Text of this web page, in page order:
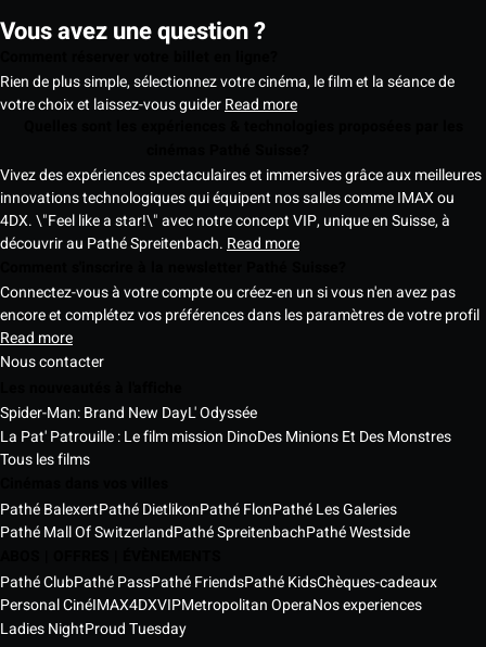
Vous avez une question ?
Rien de plus simple, sélectionnez votre cinéma, le film et la séance de
votre choix et laissez-vous guiderRead more
Vivez des expériences spectaculaires et immersives grâce aux meilleures
innovations technologiques qui équipent nos salles comme IMAX ou
4DX. \"Feel like a star!\" avec notre concept VIP, unique en Suisse, à
découvrir au Pathé Spreitenbach. Read more
Connectez-vous à votre compte ou créez-en un si vous n'en avez pas
encore et complétez vos préférences dans les paramètres de votre profil
Read more
Nous contacter
Spider-Man: Brand New DayL' Odyssée
La Pat' Patrouille : Le film mission DinoDes Minions Et Des Monstres
Tous les films
Pathé BalexertPathé DietlikonPathé FlonPathé Les Galeries
Pathé Mall Of SwitzerlandPathé SpreitenbachPathé Westside
Pathé ClubPathé PassPathé FriendsPathé KidsChèques-cadeaux
Personal CinéIMAX4DXVIPMetropolitan OperaNos experiences
Ladies NightProud Tuesday